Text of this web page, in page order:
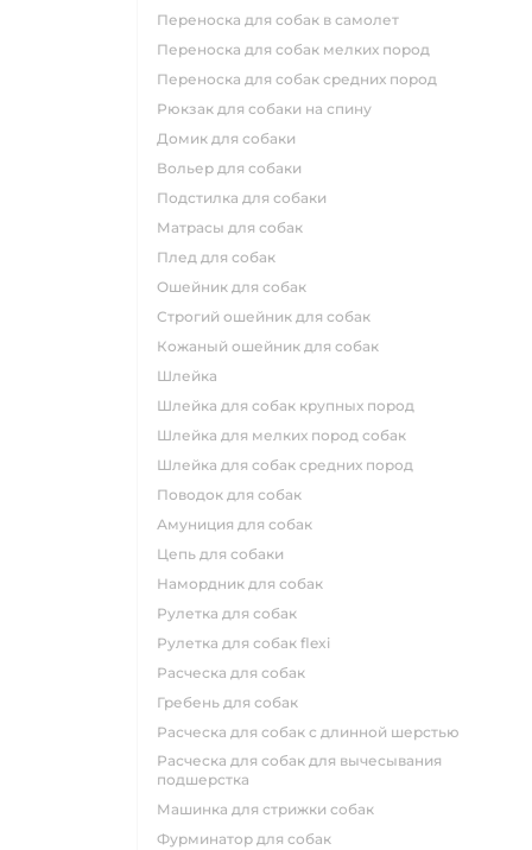
переноска для собак в самолет
переноска для собак мелких пород
переноска для собак средних пород
рюкзак для собаки на спину
домик для собаки
вольер для собаки
подстилка для собаки
матрасы для собак
плед для собак
ошейник для собак
строгий ошейник для собак
кожаный ошейник для собак
шлейка
шлейка для собак крупных пород
шлейка для мелких пород собак
шлейка для собак средних пород
поводок для собак
амуниция для собак
цепь для собаки
намордник для собак
рулетка для собак
рулетка для собак flexi
расческа для собак
гребень для собак
расческа для собак с длинной шерстью
расческа для собак для вычесывания
подшерстка
машинка для стрижки собак
фурминатор для собак